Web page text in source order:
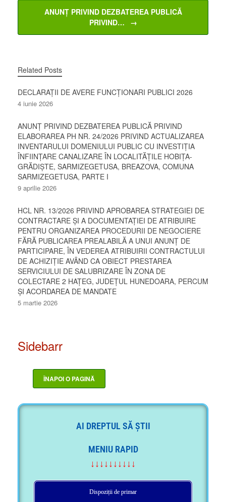
ANUNȚ PRIVIND DEZBATEREA PUBLICĂ
PRIVIND…
→
Related Posts
DECLARAȚII DE AVERE FUNCȚIONARI PUBLICI 2026
4 iunie 2026
ANUNȚ PRIVIND DEZBATEREA PUBLICĂ PRIVIND
ELABORAREA PH NR. 24/2026 PRIVIND ACTUALIZAREA
INVENTARULUI DOMENIULUI PUBLIC CU INVESTIȚIA
ÎNFIINȚARE CANALIZARE ÎN LOCALITĂȚILE HOBIȚA-
GRĂDIȘTE, SARMIZEGETUSA, BREAZOVA, COMUNA
SARMIZEGETUSA, PARTE I
9 aprilie 2026
HCL NR. 13/2026 PRIVIND APROBAREA STRATEGIEI DE
CONTRACTARE ȘI A DOCUMENTAȚIEI DE ATRIBUIRE
PENTRU ORGANIZAREA PROCEDURII DE NEGOCIERE
FĂRĂ PUBLICAREA PREALABILĂ A UNUI ANUNȚ DE
PARTICIPARE, ÎN VEDEREA ATRIBUIRII CONTRACTULUI
DE ACHIZIȚIE AVÂND CA OBIECT PRESTAREA
SERVICIULUI DE SALUBRIZARE ÎN ZONA DE
COLECTARE 2 HAȚEG, JUDEȚUL HUNEDOARA, PERCUM
ȘI ACORDAREA DE MANDATE
5 martie 2026
Sidebarr
AI DREPTUL SĂ ȘTII
MENIU RAPID
↓↓↓↓↓↓↓↓↓↓
Dispoziții de primar